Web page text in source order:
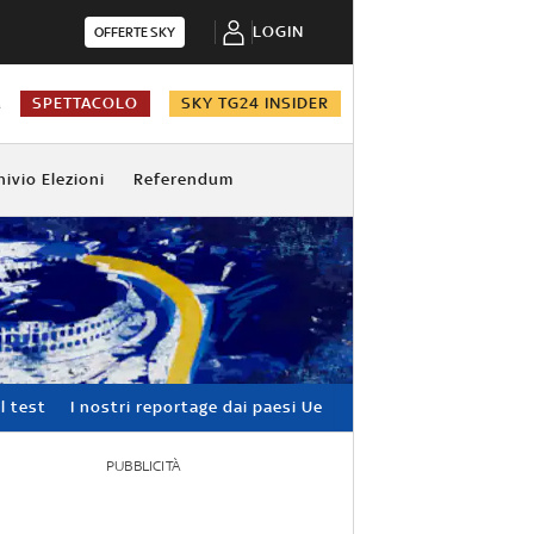
OFFERTE SKY LOGIN
SPETTACOLO SKY TG24 INSIDER
Elezioni Referendum
test I nostri reportage dai paesi Ue
PUBBLICITÀ